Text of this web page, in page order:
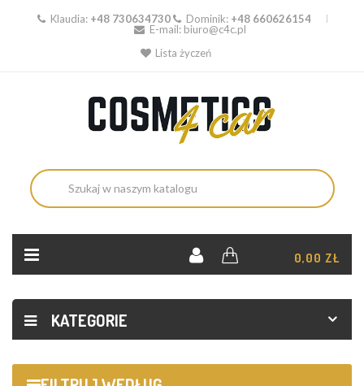
Klaudia: +48 730634730 Dominik: +48 660626154
E-mail: biuro@c4c.pl
Lista życzeń
0,00 ZŁ
KATEGORIE